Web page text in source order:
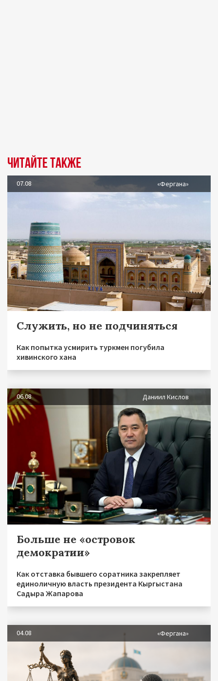
Читайте также
07.08 «Фергана»
Служить, но не подчиняться
Как попытка усмирить туркмен погубила
хивинского хана
06.08 Даниил Кислов
Больше не «островок
демократии»
Как отставка бывшего соратника закрепляет
единоличную власть президента Кыргыстана
Садыра Жапарова
04.08 «Фергана»